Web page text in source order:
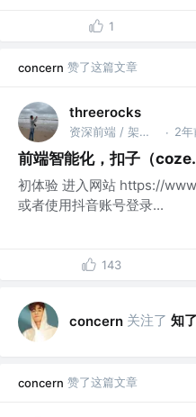
1
concern 赞了这篇文章
threerocks
资深前端 / 架构师 · 2年
前端智能化，扣子（
初体验 进入网站 https://
或者使用抖音账号登录...
143
concern 关注了 知
concern 赞了这篇文章